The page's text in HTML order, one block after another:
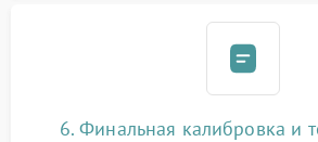
6. Финальная калибровка и